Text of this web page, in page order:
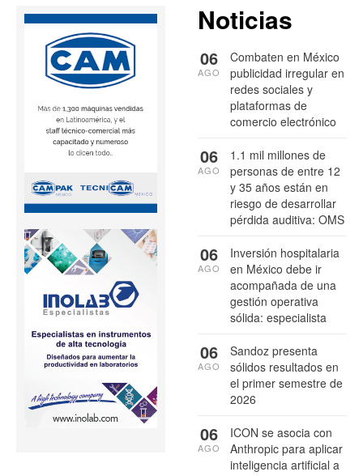
Noticias
Combaten en México
publicidad irregular en
redes sociales y
plataformas de
comercio electrónico
06
AGO
1.1 mil millones de
personas de entre 12
y 35 años están en
riesgo de desarrollar
pérdida auditiva: OMS
06
AGO
Inversión hospitalaria
en México debe ir
acompañada de una
gestión operativa
sólida: especialista
06
AGO
Sandoz presenta
sólidos resultados en
el primer semestre de
2026
06
AGO
ICON se asocia con
Anthropic para aplicar
inteligencia artificial a
06
AGO